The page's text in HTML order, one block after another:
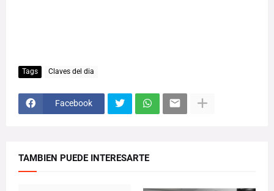
Tags Claves del dia
Facebook
TAMBIEN PUEDE INTERESARTE